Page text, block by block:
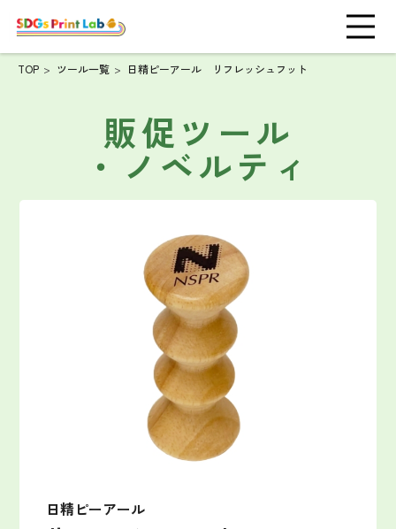
TOP ツール一覧 日精ピーアール リフレッシュフット
販促ツール
・ノベルティ
日精ピーアール